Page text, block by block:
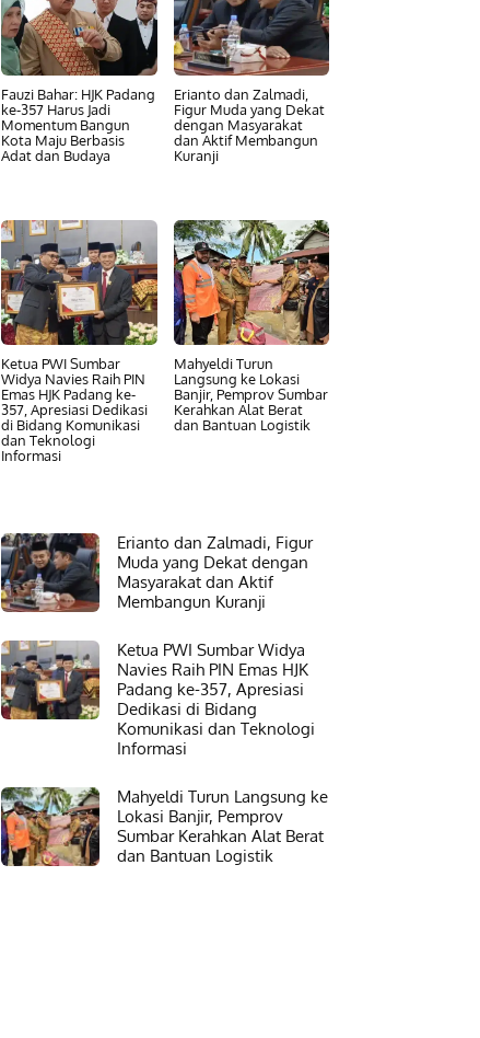
Fauzi Bahar: HJK Padang
ke-357 Harus Jadi
Momentum Bangun
Kota Maju Berbasis
Adat dan Budaya
Erianto dan Zalmadi,
Figur Muda yang Dekat
dengan Masyarakat
dan Aktif Membangun
Kuranji
Ketua PWI Sumbar
Widya Navies Raih PIN
Emas HJK Padang ke-
357, Apresiasi Dedikasi
di Bidang Komunikasi
dan Teknologi
Informasi
Mahyeldi Turun
Langsung ke Lokasi
Banjir, Pemprov Sumbar
Kerahkan Alat Berat
dan Bantuan Logistik
Erianto dan Zalmadi, Figur
Muda yang Dekat dengan
Masyarakat dan Aktif
Membangun Kuranji
Ketua PWI Sumbar Widya
Navies Raih PIN Emas HJK
Padang ke-357, Apresiasi
Dedikasi di Bidang
Komunikasi dan Teknologi
Informasi
Mahyeldi Turun Langsung ke
Lokasi Banjir, Pemprov
Sumbar Kerahkan Alat Berat
dan Bantuan Logistik